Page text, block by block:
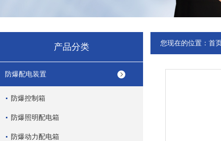
产品分类
防爆配电装置
防爆控制箱
防爆照明配电箱
防爆动力配电箱
您现在的位置： 首